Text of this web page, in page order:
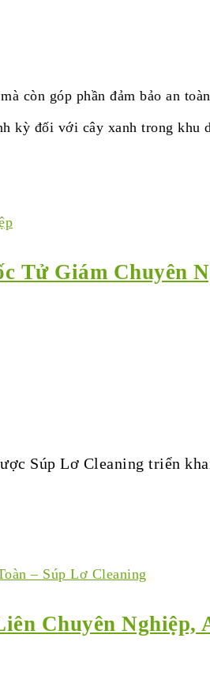
còn góp phần đảm bảo an
kỳ đối với cây xanh trong khu
Tử Giám Chuyên
Súp Lơ Cleaning triển
Chuyên Nghiệp,